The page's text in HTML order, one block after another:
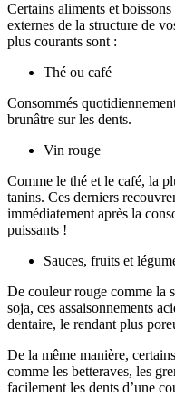
Certains aliments et
externes de la structure de
plus courants sont :
Thé ou café
Consommés
brunâtre sur les dents.
Vin rouge
Comme le thé et le café, la
tanins. Ces derniers
immédiatement après la
puissants !
Sauces, fruits et
De couleur rouge comme la
soja, ces assaisonnements
dentaire, le rendant plus
De la même manière,
comme les betteraves, les
facilement les dents d’une